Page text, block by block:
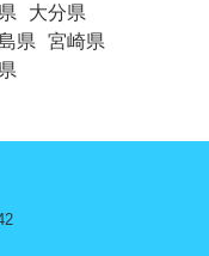
大分県
県
宮崎県